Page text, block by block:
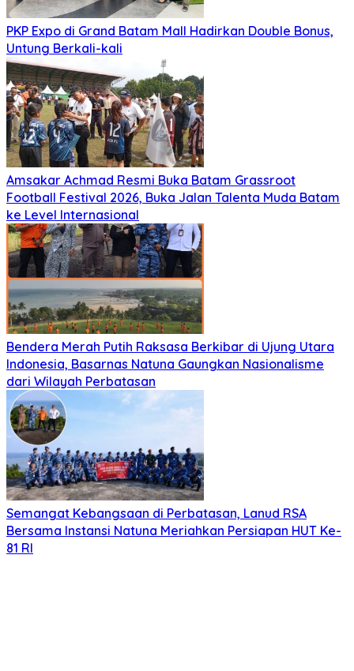
PKP Expo di Grand Batam Mall Hadirkan Double Bonus,
Untung Berkali-kali
Amsakar Achmad Resmi Buka Batam Grassroot
Football Festival 2026, Buka Jalan Talenta Muda Batam
ke Level Internasional
Bendera Merah Putih Raksasa Berkibar di Ujung Utara
Indonesia, Basarnas Natuna Gaungkan Nasionalisme
dari Wilayah Perbatasan
Semangat Kebangsaan di Perbatasan, Lanud RSA
Bersama Instansi Natuna Meriahkan Persiapan HUT Ke-
81 RI